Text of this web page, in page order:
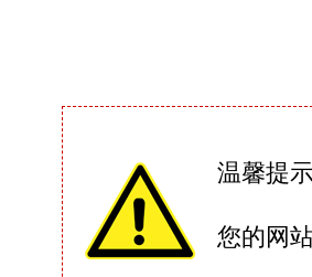
温馨提示
您的网